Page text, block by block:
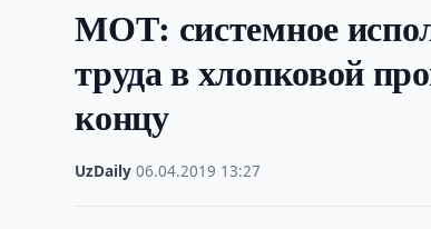
МОТ: системное
труда в хлопковой
концу
UzDaily ·06.04.2019 13:27